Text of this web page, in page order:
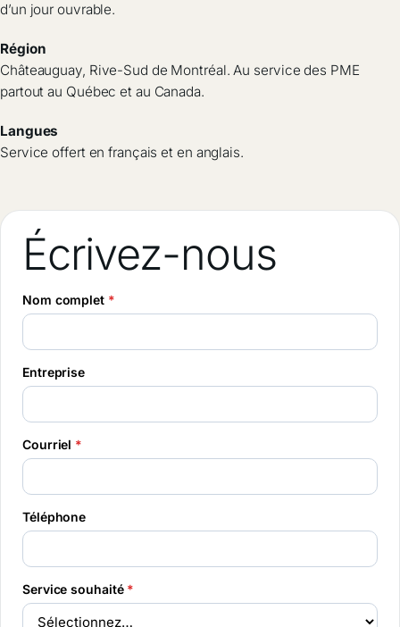
d’un jour ouvrable.
Région
Châteauguay, Rive-Sud de Montréal. Au service des PME
partout au Québec et au Canada.
Langues
Service offert en français et en anglais.
Écrivez-nous
Nom complet*
Entreprise
Courriel *
Téléphone
Service souhaité*